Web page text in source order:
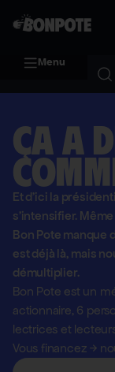
Menu
Ça a
Et d'ici la
s'intensifier.
Bon Pote manque
est déjà là, mais
démultiplier.
Bon Pote est un
actionnaire, 6
lectrices et
Vous financez→